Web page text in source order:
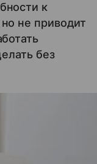
к
не приводит
без